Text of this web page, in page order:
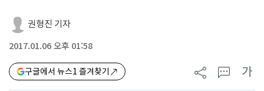
권형진 기자
2017.01.06 오후 01:58
구글에서 뉴스1 즐겨찾기 가